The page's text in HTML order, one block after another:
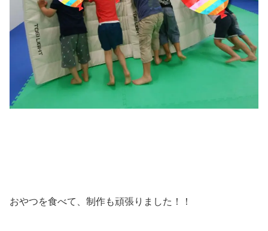
おやつを食べて、制作も頑張りました！！